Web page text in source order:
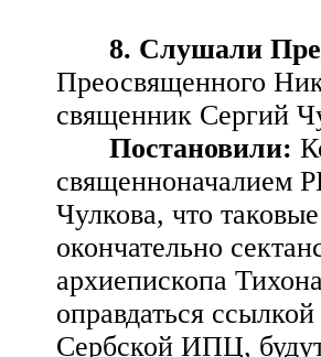
8. Слушали
Преосвященного
священник Сергий
Постановили:
священноначалием
Чулкова, что
окончательно
архиепископа
оправдаться
Сербской ИПЦ,